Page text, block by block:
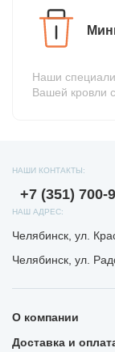
Наши
Вашей кровли
НАШИ КОНТАКТЫ:
+7 (351) 700-
НАШ АДРЕС:
Челябинск, ул.
Челябинск, ул.
О компании
Доставка и